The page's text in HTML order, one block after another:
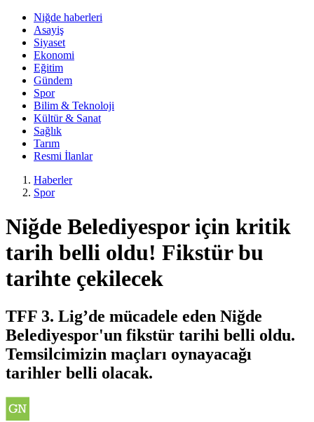
Niğde haberleri
Asayiş
Siyaset
Ekonomi
Eğitim
Gündem
Spor
Bilim & Teknoloji
Kültür & Sanat
Sağlık
Tarım
Resmi İlanlar
Haberler
Spor
Niğde Belediyespor için kritik
tarih belli oldu! Fikstür bu
tarihte çekilecek
TFF 3. Lig’de mücadele eden Niğde
Belediyespor'un fikstür tarihi belli oldu.
Temsilcimizin maçları oynayacağı
tarihler belli olacak.